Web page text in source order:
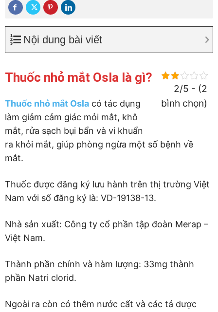
Nội dung bài viết
2/5 - (2
bình chọn)
Thuốc nhỏ mắt Osla là gì?
Thuốc nhỏ mắt Osla có tác dụng
làm giảm cảm giác mỏi mắt, khô
mắt, rửa sạch bụi bẩn và vi khuẩn
ra khỏi mắt, giúp phòng ngừa một số bệnh về
mắt.
Thuốc được đăng ký lưu hành trên thị trường Việt
Nam với số đăng ký là: VD-19138-13.
Nhà sản xuất: Công ty cổ phần tập đoàn Merap –
Việt Nam.
Thành phần chính và hàm lượng: 33mg thành
phần Natri clorid.
Ngoài ra còn có thêm nước cất và các tá dược